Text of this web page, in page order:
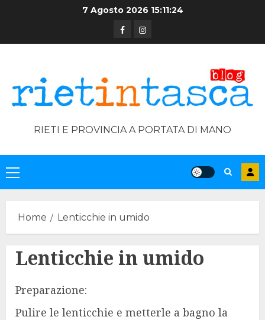
7 Agosto 2026 15:11:24
FacebookInstagram
RIETI E PROVINCIA A PORTATA DI MANO
Primary
Menu
Home Lenticchie in umido
Lenticchie in umido
Preparazione:
Pulire le lenticchie e metterle a bagno la